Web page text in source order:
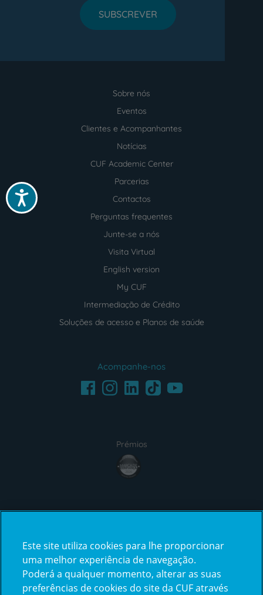
Acessibilidade
SUBSCREVER
Sobre nós
Eventos
Clientes e Acompanhantes
Notícias
CUF Academic Center
Parcerias
Contactos
Perguntas frequentes
Junte-se a nós
Visita Virtual
English version
My CUF
Intermediação de Crédito
Soluções de acesso e Planos de saúde
Acompanhe-nos
FacebookInstagramLinkedInTikTokYoutube
Prémios
award4
certification2certification3
Este site utiliza cookies para lhe proporcionar
uma melhor experiência de navegação.
Poderá a qualquer momento, alterar as suas
preferências de cookies do site da CUF através